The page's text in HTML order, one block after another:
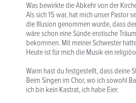
Was bewirkte die Abkehr von der
Als sich 15 war, hat mich unser Pastor
die Illusion genommen wurde, dass
wäre schon eine Sünde erotische
bekommen. Mit meiner Schwester
Heute ist für mich die Musik ein
Wann hast du festgestellt, dass deine
Beim Singen im Chor, wo ich sowohl
ich bin kein Kastrat, ich habe Eier.